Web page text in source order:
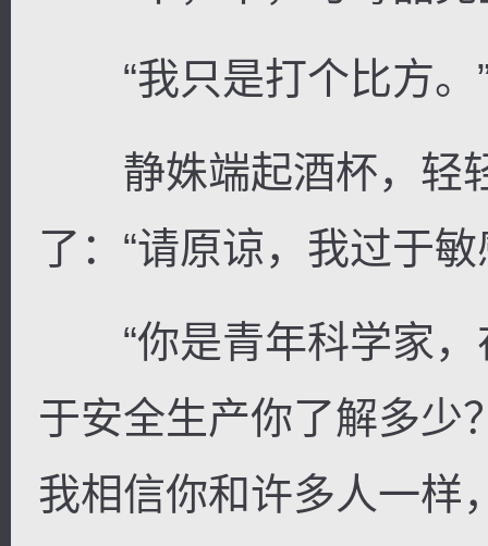
“我只是打个比方。
静姝端起酒杯，轻
了：“请原谅，我过于
“你是青年科学家，
于安全生产你了解多少
我相信你和许多人一样